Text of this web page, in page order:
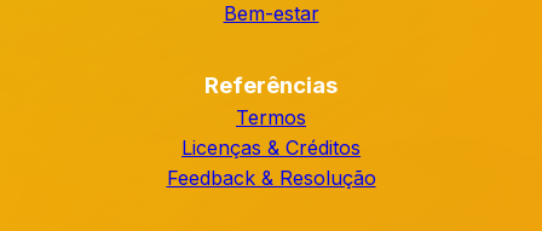
Bem-estar
Referências
Termos
Licenças & Créditos
Feedback & Resolução